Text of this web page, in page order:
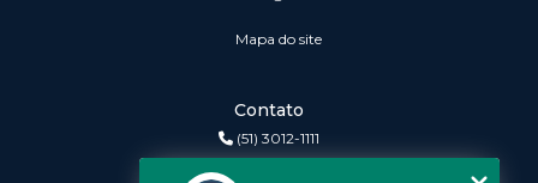
Mapa do site
Contato
(51) 3012-1111